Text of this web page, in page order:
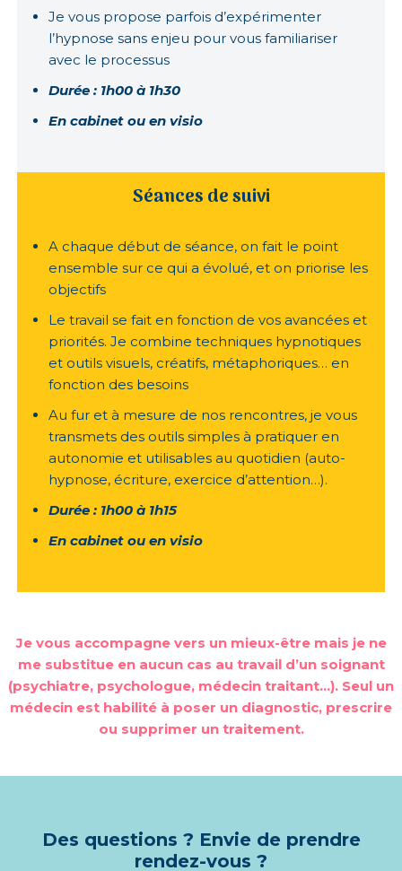
Je vous propose parfois d’expérimenter
l’hypnose sans enjeu pour vous familiariser
avec le processus
Durée : 1h00 à 1h30
En cabinet ou en visio
Séances de suivi
A chaque début de séance, on fait le point
ensemble sur ce qui a évolué, et on priorise les
objectifs
Le travail se fait en fonction de vos avancées et
priorités. Je combine techniques hypnotiques
et outils visuels, créatifs, métaphoriques… en
fonction des besoins
Au fur et à mesure de nos rencontres, je vous
transmets des outils simples à pratiquer en
autonomie et utilisables au quotidien (auto-
hypnose, écriture, exercice d’attention…).
Durée : 1h00 à 1h15
En cabinet ou en visio
Je vous accompagne vers un mieux-être mais je ne
me substitue en aucun cas au travail d’un soignant
(psychiatre, psychologue, médecin traitant…). Seul un
médecin est habilité à poser un diagnostic, prescrire
ou supprimer un traitement.
Des questions ? Envie de prendre
rendez-vous ?